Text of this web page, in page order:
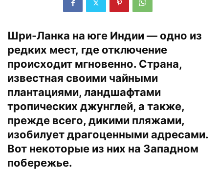
Шри-Ланка на юге Индии — одно из
редких мест, где отключение
происходит мгновенно. Страна,
известная своими чайными
плантациями, ландшафтами
тропических джунглей, а также,
прежде всего, дикими пляжами,
изобилует драгоценными адресами.
Вот некоторые из них на Западном
побережье.